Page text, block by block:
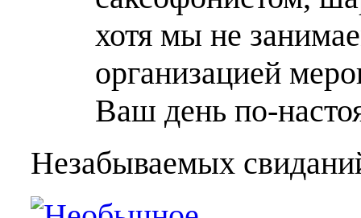
хотя мы не
организацией
Ваш день по-
Незабываемых